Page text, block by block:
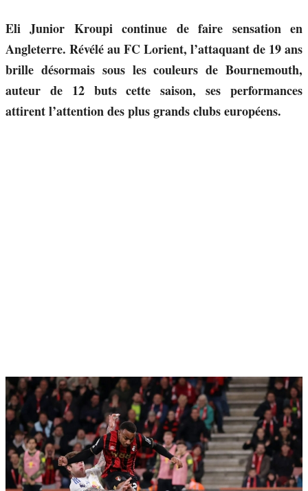
Eli Junior Kroupi continue de faire sensation en
Angleterre. Révélé au FC Lorient, l’attaquant de 19 ans
brille désormais sous les couleurs de Bournemouth,
auteur de 12 buts cette saison, ses performances
attirent l’attention des plus grands clubs européens.